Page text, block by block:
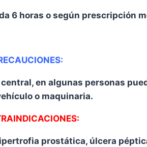
6 horas o según prescripción
en algunas personas
o maquinaria.
prostática, úlcera